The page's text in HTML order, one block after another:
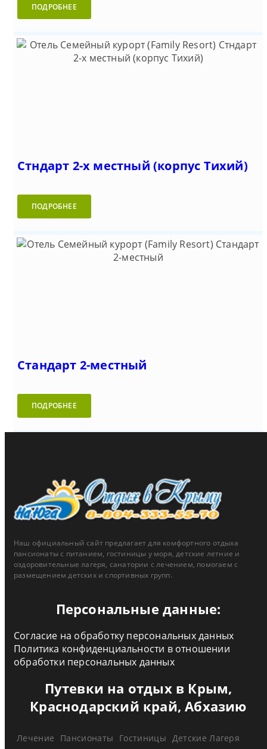
ПОДРОБНЕЕ
Стндарт 2-х местный (корпус Тихий)
ПОДРОБНЕЕ
Стандарт 2-местный
ПОДРОБНЕЕ
Наш официальный сайт предлагает для комфортного отдыха
пансионаты с питанием, гостиницы у моря, детские летние и
оздоровительные лагеря, санатории с лечением, помогаем с
размещением детских и спортивных групп.
Персональные данные:
Согласие на обработку персональных данных
Политика конфиденциальности в отношении
обработки персональных данных
Путевки на отдых в Крым,
Краснодарский край, Абхазию
Лечение Пансионаты Гостиницы Детские Лагеря